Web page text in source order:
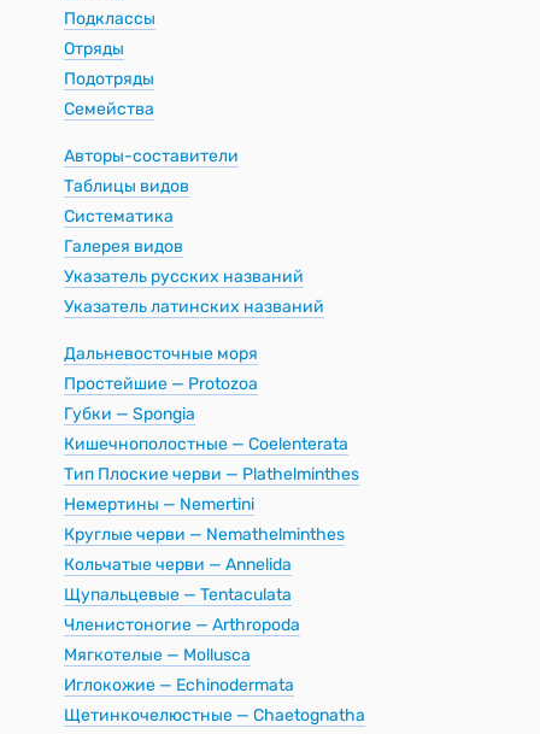
Подклассы
Отряды
Подотряды
Семейства
Авторы-составители
Таблицы видов
Систематика
Галерея видов
Указатель русских названий
Указатель латинских названий
Дальневосточные моря
Простейшие — Protozoa
Губки — Spongia
Кишечнополостные — Coelenterata
Тип Плоские черви — Plathelminthes
Немертины — Nemertini
Круглые черви — Nemathelminthes
Кольчатые черви — Annelida
Щупальцевые — Tentaculata
Членистоногие — Arthropoda
Мягкотелые — Mollusca
Иглокожие — Echinodermata
Щетинкочелюстные — Chaetognatha